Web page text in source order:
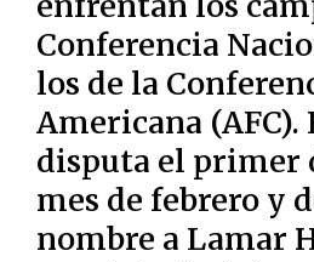
Conferencia
los de la
Americana
disputa el primer
mes de febrero y
nombre a Lamar